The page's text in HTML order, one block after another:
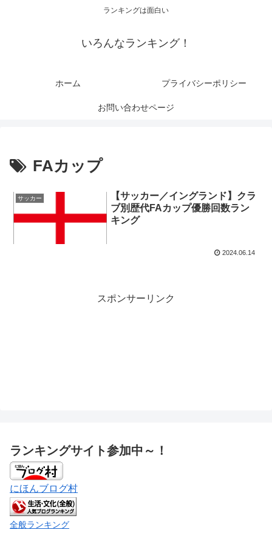
ランキングは面白い
いろんなランキング！
ホーム プライバシーポリシー
お問い合わせページ
FAカップ
サッカー
【サッカー／イングランド】クラ
ブ別歴代FAカップ優勝回数ラン
キング
2024.06.14
スポンサーリンク
ランキングサイト参加中～！
にほんブログ村
全般ランキング